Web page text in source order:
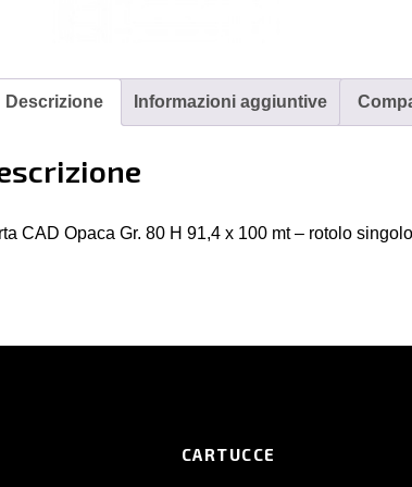
-
Descrizione Informazioni aggiuntive
CAD Opaca Gr. 80 H 91,4 x 100 mt – rotolo singolo
CARTUCCE